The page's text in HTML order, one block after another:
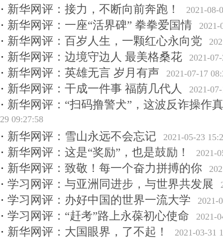
新华网评：接力，不断向前奔跑！ 2021-08-
新华网评：一座“活界碑” 拳拳爱国情 2021-
新华网评：百岁人生，一颗红心永向党
新华网评：边境守边人 最美格桑花 2021-
新华网评：英雄无言 岁月有声 2021-07-17
新华网评：干成一件事 福荫几代人 2021-
新华网评：“扫码撸警犬”，这波反诈操作
29 09:27:58
新华网评：雪山永远不会忘记
2021-05-23
新华网评：这是“奖励”，也是鼓励！ 2021-
新华网评：致敬！每一个奋力拼搏的你
学习网评：与亚洲同进步，与世界共发展
学习网评：办好中国的世界一流大学 2021-
学习网评：“赶考”路上永葆初心使命 2021-
新华网评：大国眼界，了不起！ 2021-03-31